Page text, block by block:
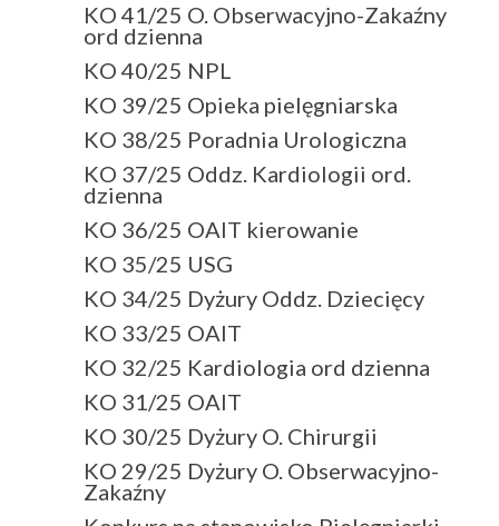
KO 41/25 O. Obserwacyjno-Zakaźny
ord dzienna
KO 40/25 NPL
KO 39/25 Opieka pielęgniarska
KO 38/25 Poradnia Urologiczna
KO 37/25 Oddz. Kardiologii ord.
dzienna
KO 36/25 OAIT kierowanie
KO 35/25 USG
KO 34/25 Dyżury Oddz. Dziecięcy
KO 33/25 OAIT
KO 32/25 Kardiologia ord dzienna
KO 31/25 OAIT
KO 30/25 Dyżury O. Chirurgii
KO 29/25 Dyżury O. Obserwacyjno-
Zakaźny